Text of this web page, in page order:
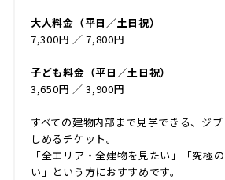
大人料金（平日／土日祝）
7,300円 ／ 7,800円
子ども料金（平日／土日祝）
3,650円 ／ 3,900円
すべての建物内部まで見学できる、ジ
しめるチケット。
「全エリア・全建物を見たい」「究極
い」という方におすすめです。